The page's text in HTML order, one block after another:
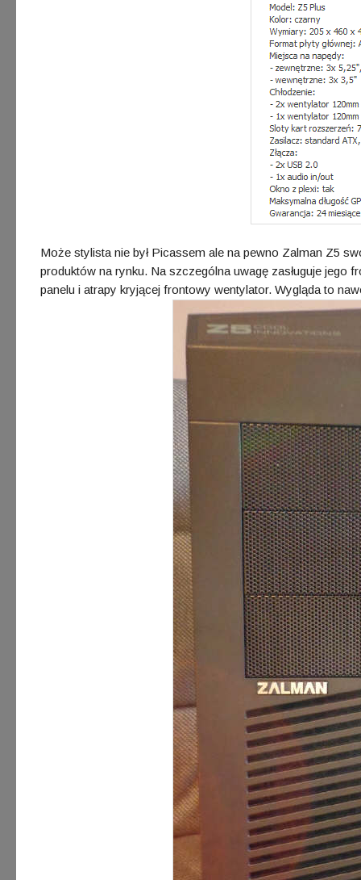
Może stylista nie był Picassem ale na pewno Zalman Z5
produktów na rynku. Na szczególna uwagę zasługuje
panelu i atrapy kryjącej frontowy wentylator. Wygląda to